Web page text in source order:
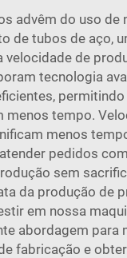
advêm do uso de
de tubos de aço,
velocidade de
tecnologia
menos tempo.
menos
pedidos
sem
da produção de
em nossa
abordagem para
fabricação e